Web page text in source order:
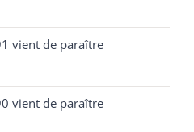
vient de paraître
vient de paraître